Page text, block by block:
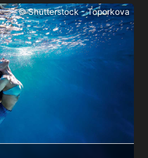
樂趣，並開始令人興奮的新
他人介紹水下閉氣。立即開
訓！
© Shutterstock - Toporkova